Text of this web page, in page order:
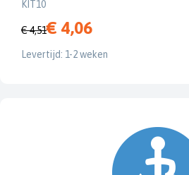
KIT10
€ 4,51€ 4,06
Levertijd: 1-2 weken